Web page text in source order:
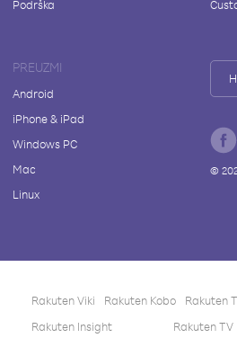
Podrška
PREUZMI
Android
iPhone & iPad
Windows PC
Mac
Linux
©
Rakuten Viki Rakuten Kobo Rakuten
Rakuten Insight
Rakuten TV